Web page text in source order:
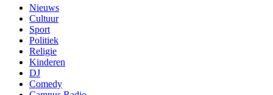
Nieuws
Cultuur
Sport
Politiek
Religie
Kinderen
DJ
Comedy